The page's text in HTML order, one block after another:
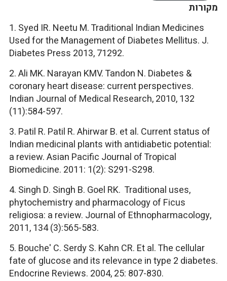
מקורות
1. Syed IR. Neetu M. Traditional Indian Medicines
Used for the Management of Diabetes Mellitus. J.
Diabetes Press 2013, 71292.
2. Ali MK. Narayan KMV. Tandon N. Diabetes &
coronary heart disease: current perspectives.
Indian Journal of Medical Research, 2010, 132
(11):584-597.
3. Patil R. Patil R. Ahirwar B. et al. Current status of
Indian medicinal plants with antidiabetic potential:
a review. Asian Pacific Journal of Tropical
Biomedicine. 2011: 1(2): S291-S298.
4. Singh D. Singh B. Goel RK. Traditional uses,
phytochemistry and pharmacology of Ficus
religiosa: a review. Journal of Ethnopharmacology,
2011, 134 (3):565-583.
5. Bouche' C. Serdy S. Kahn CR. Et al. The cellular
fate of glucose and its relevance in type 2 diabetes.
Endocrine Reviews. 2004, 25: 807-830.